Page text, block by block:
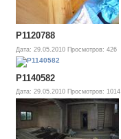
P1120788
Дата: 29.05.2010 Просмотров: 426
P1140582
Дата: 29.05.2010 Просмотров: 1014